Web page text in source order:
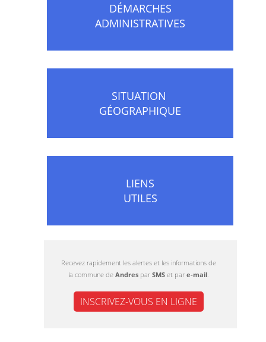
DÉMARCHES
ADMINISTRATIVES
SITUATION
GÉOGRAPHIQUE
LIENS
UTILES
Recevez rapidement les alertes et les informations de
la commune de Andres par SMS et par e-mail.
INSCRIVEZ-VOUS EN LIGNE